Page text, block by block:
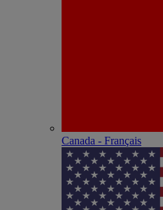
Canada - Français